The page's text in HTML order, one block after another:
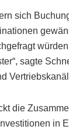
sich
sagte
die
in